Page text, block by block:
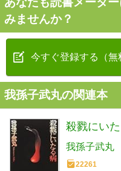
みませんか？
今すぐ登録する（無
我孫子武丸の関連本
殺戮にい
我孫子武丸
22261